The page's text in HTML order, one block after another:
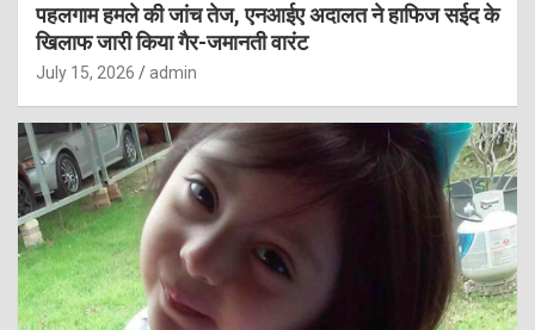
पहलगाम हमले की जांच तेज, एनआईए अदालत ने हाफिज सईद के
खिलाफ जारी किया गैर-जमानती वारंट
July 15, 2026 admin